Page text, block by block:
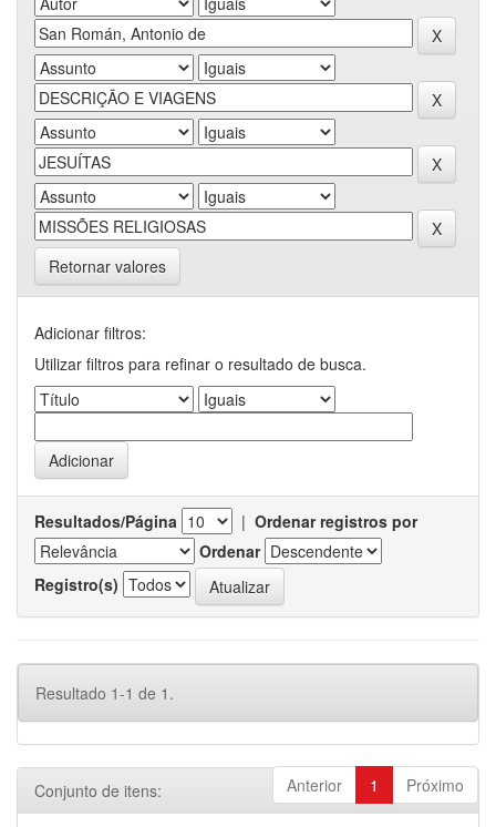
Retornar valores
Adicionar filtros:
Utilizar filtros para refinar o resultado de busca.
Resultados/Página | Ordenar registros por
Ordenar
Registro(s)
Resultado 1-1 de 1.
Anterior 1 Próximo
Conjunto de itens: